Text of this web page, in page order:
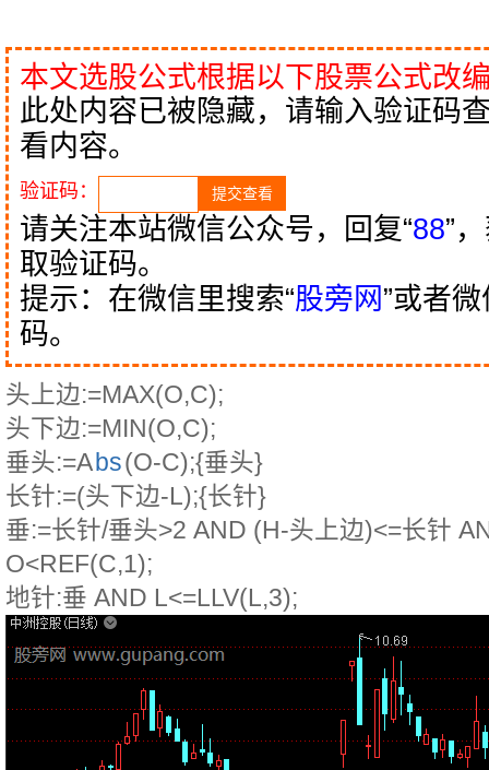
本文选股公式根据以下股票公式改
此处内容已被隐藏，请输入验证码
看内容。
验证码：
请关注本站微信公众号，回复“88”
取验证码。
提示：在微信里搜索“股旁网 ”或者
码。
头上边:=MAX(O,C);
头下边:=MIN(O,C);
垂头:=Abs(O-C);{垂头}
长针:=(头下边-L);{长针}
垂:=长针/垂头>2 AND (H-头上边)<=长针
O<REF(C,1);
地针:垂 AND L<=LLV(L,3);